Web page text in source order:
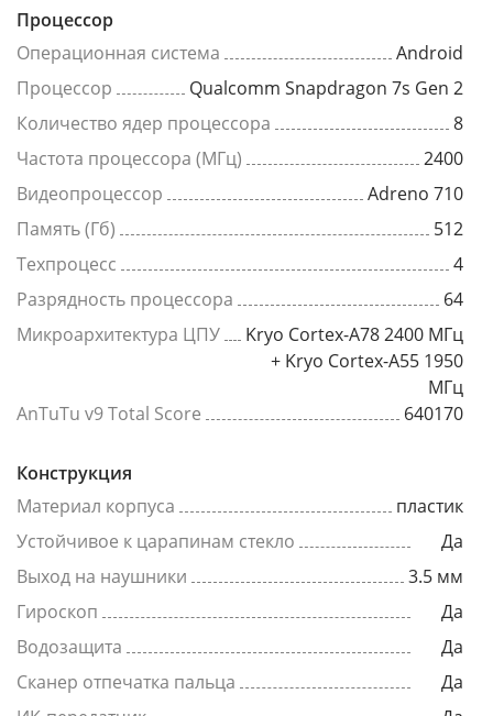
Процессор
Операционная система
Android
Процессор
Qualcomm Snapdragon 7s Gen 2
Количество ядер процессора
8
Частота процессора (МГц)
2400
Видеопроцессор
Adreno 710
Память (Гб)
512
Техпроцесс
4
Разрядность процессора
64
Микроархитектура ЦПУ
Kryo Cortex-A78 2400 МГц
+ Kryo Cortex-A55 1950
МГц
AnTuTu v9 Total Score
640170
Конструкция
Материал корпуса
пластик
Устойчивое к царапинам стекло
Да
Выход на наушники
3.5 мм
Гироскоп
Да
Водозащита
Да
Сканер отпечатка пальца
Да